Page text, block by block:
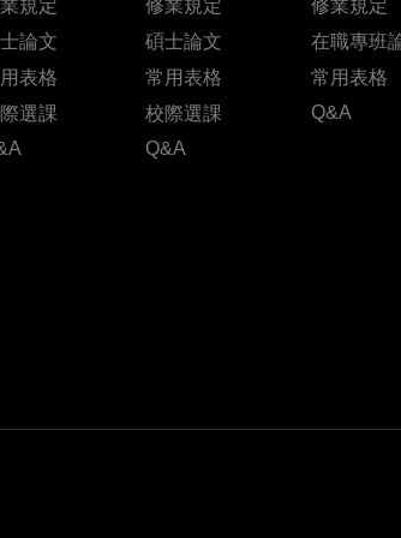
規定
論文
表格
選課
修業規定
碩士論文
常用表格
校際選課
Q&A
修業規定
在職專班
常用表格
Q&A